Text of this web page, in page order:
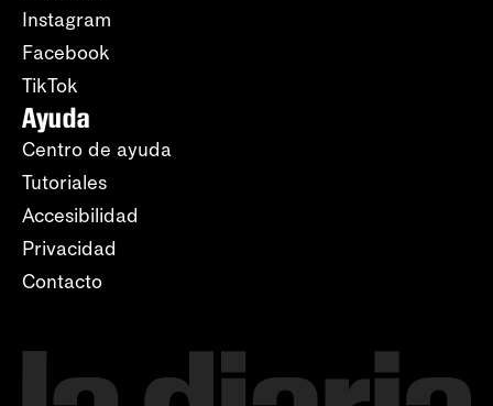
Instagram
Facebook
TikTok
Ayuda
Centro de ayuda
Tutoriales
Accesibilidad
Privacidad
Contacto